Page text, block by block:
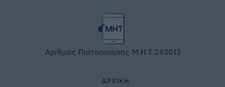
Αριθμός Πιστοποίησης Μ.Η.Τ.242013
ΑΡΧΙΚΉ